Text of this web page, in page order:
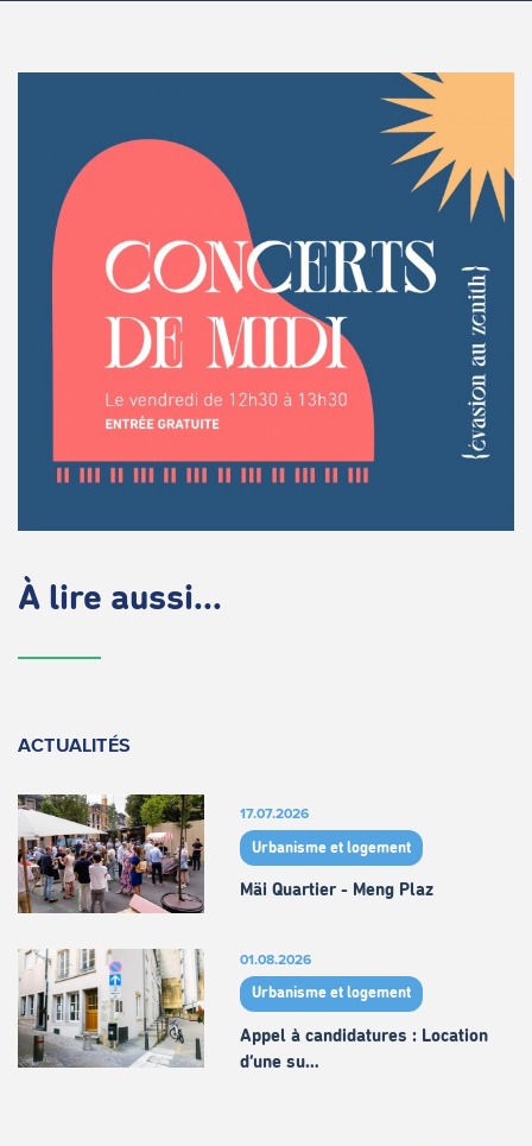
À lire aussi...
ACTUALITÉS
17.07.2026
Urbanisme et logement
Mäi Quartier - Meng Plaz
01.08.2026
Urbanisme et logement
Appel à candidatures : Location
d’une su…